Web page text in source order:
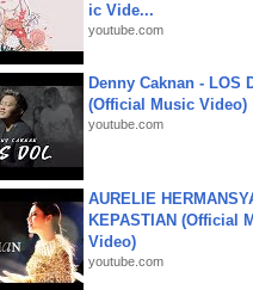
ic Vide...
youtube.com
Denny Caknan - LOS
(Official Music Video)
youtube.com
AURELIE
KEPASTIAN (Official
Video)
youtube.com